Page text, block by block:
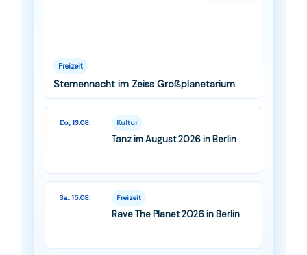
Freizeit
Sternennacht im Zeiss Großplanetarium
Do., 13.08. Kultur
Tanz im August 2026 in Berlin
Sa., 15.08. Freizeit
Rave The Planet 2026 in Berlin